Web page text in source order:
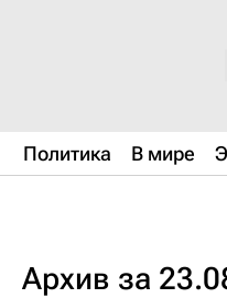
Политика В мире
Архив за